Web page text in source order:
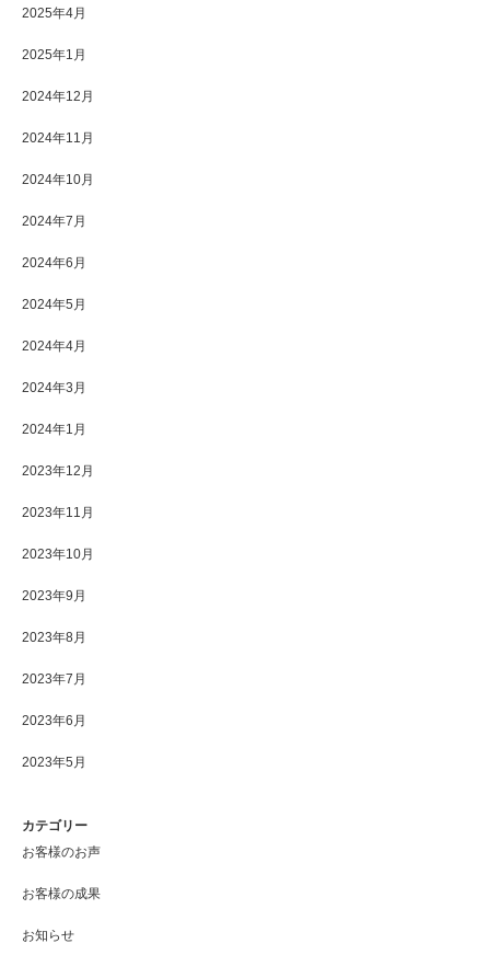
2025年4月
2025年1月
2024年12月
2024年11月
2024年10月
2024年7月
2024年6月
2024年5月
2024年4月
2024年3月
2024年1月
2023年12月
2023年11月
2023年10月
2023年9月
2023年8月
2023年7月
2023年6月
2023年5月
カテゴリー
お客様のお声
お客様の成果
お知らせ